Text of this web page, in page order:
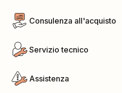
Consulenza all'acquisto
Servizio tecnico
Assistenza